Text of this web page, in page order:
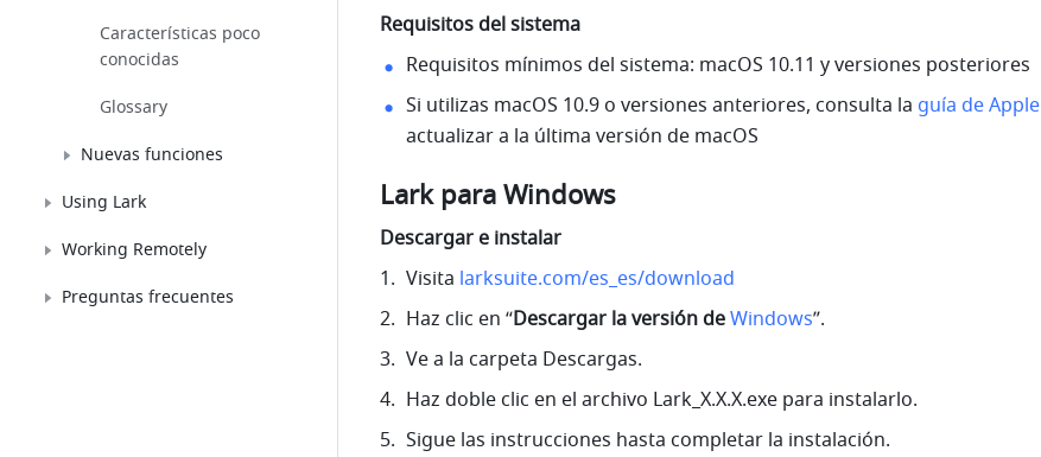
Características poco
conocidas
Glossary
Nuevas funciones
Using Lark
Working Remotely
Preguntas frecuentes
Requisitos del sistema
Requisitos mínimos del sistema: macOS 10.11 y versiones posteriores
Si utilizas macOS 10.9 o versiones anteriores, consulta la guía de Apple
actualizar a la última versión de macOS
Lark para Windows
Descargar e instalar
Visita larksuite.com/es_es/download
Haz clic en “Descargar la versión de Windows”.
Ve a la carpeta Descargas.
Haz doble clic en el archivo Lark_X.X.X.exe para instalarlo.
Sigue las instrucciones hasta completar la instalación.